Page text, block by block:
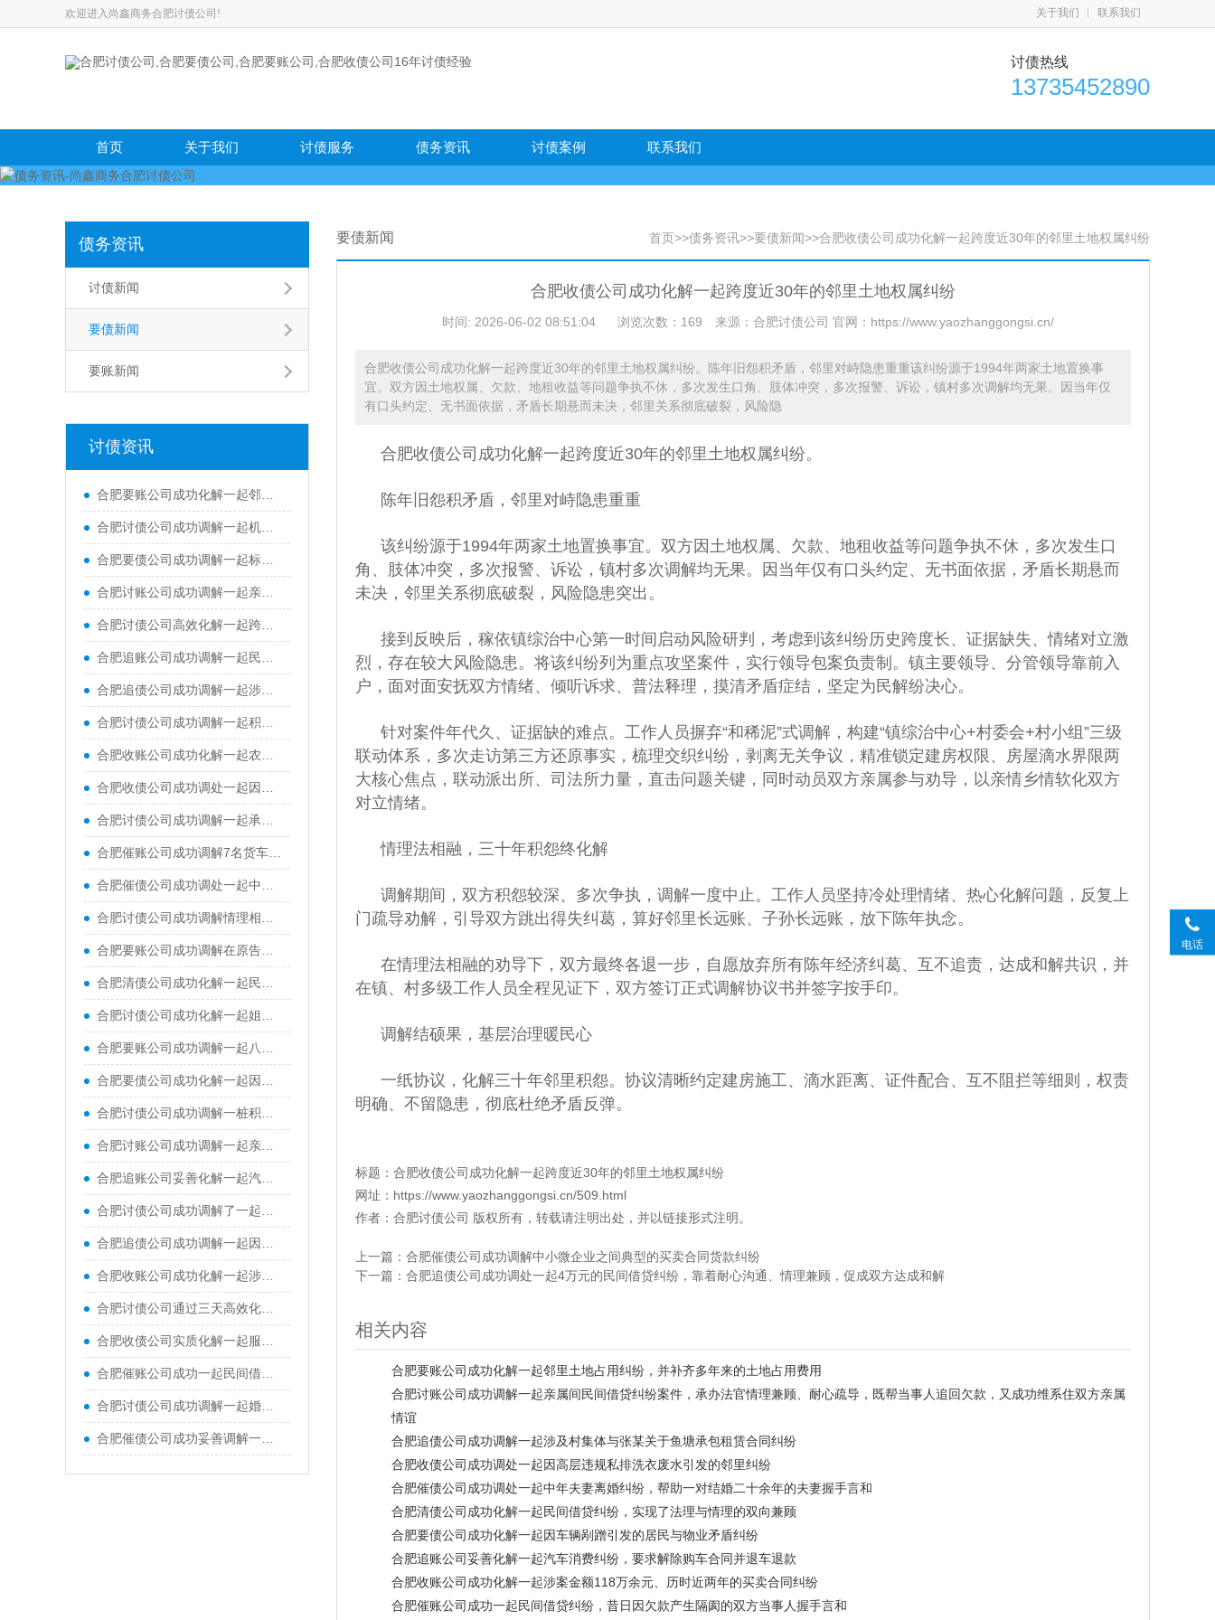
欢迎进入尚鑫商务合肥讨债公司! 关于我们 联系我们
讨债热线
13735452890
首页 关于我们 讨债服务 债务资讯 讨债案例 联系我们
债务资讯
讨债新闻
要债新闻
要账新闻
讨债资讯
合肥要账公司成功化解一起邻里土地占用纠纷，并补齐多年来的土地占用费用
合肥讨债公司成功调解一起机动车交通事故责任纠纷
合肥要债公司成功调解一起标的额62万元的跨市买卖合同纠纷
合肥讨账公司成功调解一起亲属间民间借贷纠纷案件，承办法官情理兼顾、耐心疏导，既帮当事人追回欠款，又成功维系住双方亲属情谊
合肥讨债公司高效化解一起跨省能源企业买卖合同尾款纠纷，仅用7个工作日便实现案结事了
合肥追账公司成功调解一起民间借贷纠纷案件，高效化解双方当事人多年积攒的矛盾隔阂
合肥追债公司成功调解一起涉及村集体与张某关于鱼塘承包租赁合同纠纷
合肥讨债公司成功调解一起积压五年的民间借贷纠纷，耐心释法与温情劝导，妥善化解双方矛盾
合肥收账公司成功化解一起农药漂移致农作物损害赔偿纠纷
合肥收债公司成功调处一起因高层违规私排洗衣废水引发的邻里纠纷
合肥讨债公司成功调解一起承揽合同纠纷，双方签署了调解协议，被申请人当场一次性付清全部工程款，申请人也当场提交撤诉申请
合肥催账公司成功调解7名货车司机与某煤炭公司运输合同纠纷
合肥催债公司成功调处一起中年夫妻离婚纠纷，帮助一对结婚二十余年的夫妻握手言和
合肥讨债公司成功调解情理相融化纠纷，在调解员多次对双方宣讲法律政策、以案释法、调解协商情况下，当事人双方达成共识
合肥要账公司成功调解在原告吉某诉被告阿某民间借贷纠纷
合肥清债公司成功化解一起民间借贷纠纷，实现了法理与情理的双向兼顾
合肥讨债公司成功化解一起姐弟合伙经营餐馆引发的经济纠纷
合肥要账公司成功调解一起八旬老人起诉子女的赡养纠纷，让断裂的亲情重归温暖
合肥要债公司成功化解一起因车辆剐蹭引发的居民与物业矛盾纠纷
合肥讨债公司成功调解一桩积怨十余年的表兄弟民间借贷纠纷案，原本因债务形同陌路的两亲戚握手言和
合肥讨账公司成功调解一起亲兄弟间因财产损害引发的健康权纠纷。在承办法官与特邀调解员的协同配合下，被告当庭赔付原告全部经济损失，兄弟二人最终握手言和
合肥追账公司妥善化解一起汽车消费纠纷，要求解除购车合同并退车退款
合肥讨债公司成功调解了一起典型的由“一房二卖”引发的房屋买卖合同纠纷
合肥追债公司成功调解一起因口头装修承诺引发的合同纠纷
合肥收账公司成功化解一起涉案金额118万余元、历时近两年的买卖合同纠纷
合肥讨债公司通过三天高效化解二手摩托车买卖合同纠纷
合肥收债公司实质化解一起服务合同纠纷，为改善亲子沟通、促进家庭和谐，原、被告签订教育咨询服务合同
合肥催账公司成功一起民间借贷纠纷，昔日因欠款产生隔阂的双方当事人握手言和
合肥讨债公司成功调解一起婚内不当得利返还纠纷，通过柔性调解、依法释理，圆满化解家庭财产矛盾
合肥催债公司成功妥善调解一起经济纠纷，有效化解双方当事人矛盾
要债新闻 首页>>债务资讯>>要债新闻>>合肥收债公司成功化解一起跨度近30年的邻里土地权属纠纷
合肥收债公司成功化解一起跨度近30年的邻里土地权属纠纷
时间: 2026-06-02 08:51:04 浏览次数：169 来源：合肥讨债公司 官网：https://www.yaozhanggongsi.cn/
合肥收债公司成功化解一起跨度近30年的邻里土地权属纠纷。陈年旧怨积矛盾，邻里对峙隐患重重该纠纷源于1994年两家土地置换事
宜。双方因土地权属、欠款、地租收益等问题争执不休，多次发生口角、肢体冲突，多次报警、诉讼，镇村多次调解均无果。因当年仅
有口头约定、无书面依据，矛盾长期悬而未决，邻里关系彻底破裂，风险隐
合肥收债公司 成功化解一起跨度近30年的邻里土地权属纠纷。
陈年旧怨积矛盾，邻里对峙隐患重重
该纠纷源于1994年两家土地置换事宜。双方因土地权属、欠款、地租收益等问题争执不休，多次发生口
角、肢体冲突，多次报警、诉讼，镇村多次调解均无果。因当年仅有口头约定、无书面依据，矛盾长期悬而
未决，邻里关系彻底破裂，风险隐患突出。
接到反映后，稼依镇综治中心第一时间启动风险研判，考虑到该纠纷历史跨度长、证据缺失、情绪对立激
烈，存在较大风险隐患。将该纠纷列为重点攻坚案件，实行领导包案负责制。镇主要领导、分管领导靠前入
户，面对面安抚双方情绪、倾听诉求、普法释理，摸清矛盾症结，坚定为民解纷决心。
针对案件年代久、证据缺的难点。工作人员摒弃“和稀泥”式调解，构建“镇综治中心+村委会+村小组”三级
联动体系，多次走访第三方还原事实，梳理交织纠纷，剥离无关争议，精准锁定建房权限、房屋滴水界限两
大核心焦点，联动派出所、司法所力量，直击问题关键，同时动员双方亲属参与劝导，以亲情乡情软化双方
对立情绪。
情理法相融，三十年积怨终化解
调解期间，双方积怨较深、多次争执，调解一度中止。工作人员坚持冷处理情绪、热心化解问题，反复上
门疏导劝解，引导双方跳出得失纠葛，算好邻里长远账、子孙长远账，放下陈年执念。
在情理法相融的劝导下，双方最终各退一步，自愿放弃所有陈年经济纠葛、互不追责，达成和解共识，并
在镇、村多级工作人员全程见证下，双方签订正式调解协议书并签字按手印。
调解结硕果，基层治理暖民心
一纸协议，化解三十年邻里积怨。协议清晰约定建房施工、滴水距离、证件配合、互不阻拦等细则，权责
明确、不留隐患，彻底杜绝矛盾反弹。
标题： 合肥收债公司成功化解一起跨度近30年的邻里土地权属纠纷
网址： https://www.yaozhanggongsi.cn/509.html
作者： 合肥讨债公司 版权所有，转载请注明出处，并以链接形式注明。
上一篇： 合肥催债公司成功调解中小微企业之间典型的买卖合同货款纠纷
下一篇： 合肥追债公司成功调处一起4万元的民间借贷纠纷，靠着耐心沟通、情理兼顾，促成双方达成和解
相关内容
合肥要账公司成功化解一起邻里土地占用纠纷，并补齐多年来的土地占用费用
合肥讨账公司成功调解一起亲属间民间借贷纠纷案件，承办法官情理兼顾、耐心疏导，既帮当事人追回欠款，又成功维系住双方亲属
情谊
合肥追债公司成功调解一起涉及村集体与张某关于鱼塘承包租赁合同纠纷
合肥收债公司成功调处一起因高层违规私排洗衣废水引发的邻里纠纷
合肥催债公司成功调处一起中年夫妻离婚纠纷，帮助一对结婚二十余年的夫妻握手言和
合肥清债公司成功化解一起民间借贷纠纷，实现了法理与情理的双向兼顾
合肥要债公司成功化解一起因车辆剐蹭引发的居民与物业矛盾纠纷
合肥追账公司妥善化解一起汽车消费纠纷，要求解除购车合同并退车退款
合肥收账公司成功化解一起涉案金额118万余元、历时近两年的买卖合同纠纷
合肥催账公司成功一起民间借贷纠纷，昔日因欠款产生隔阂的双方当事人握手言和
电话